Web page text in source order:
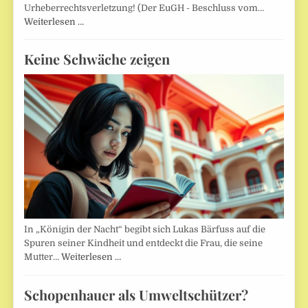
Urheberrechtsverletzung! (Der EuGH - Beschluss vom…
Weiterlesen …
Keine Schwäche zeigen
In „Königin der Nacht“ begibt sich Lukas Bärfuss auf die
Spuren seiner Kindheit und entdeckt die Frau, die seine
Mutter…Weiterlesen …
Schopenhauer als Umweltschützer?